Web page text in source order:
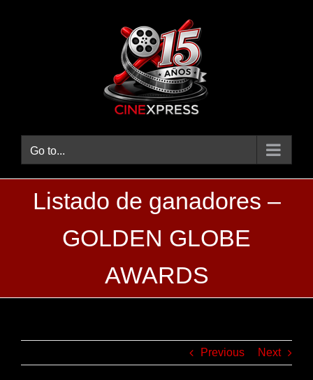
Go to...
Listado de ganadores –
GOLDEN GLOBE
AWARDS
Previous Next